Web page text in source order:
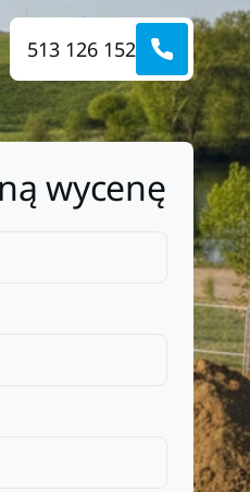
513 126 152
wycenę